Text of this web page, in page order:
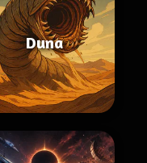
Duna